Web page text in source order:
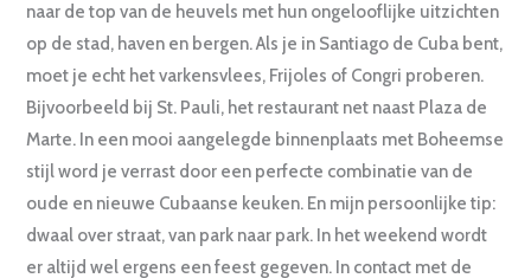
naar de top van de heuvels met hun ongelooflijke uitzichten
op de stad, haven en bergen. Als je in Santiago de Cuba bent,
moet je echt het varkensvlees, Frijoles of Congri proberen.
Bijvoorbeeld bij St. Pauli, het restaurant net naast Plaza de
Marte. In een mooi aangelegde binnenplaats met Boheemse
stijl word je verrast door een perfecte combinatie van de
oude en nieuwe Cubaanse keuken. En mijn persoonlijke tip:
dwaal over straat, van park naar park. In het weekend wordt
er altijd wel ergens een feest gegeven. In contact met de